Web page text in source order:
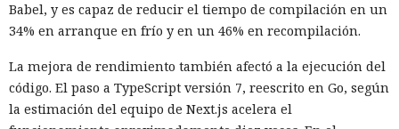
Babel, y es capaz de reducir el tiempo de compilación en un
34% en arranque en frío y en un 46% en recompilación.
La mejora de rendimiento también afectó a la ejecución del
código. El paso a TypeScript versión 7, reescrito en Go, según
la estimación del equipo de Next.js acelera el